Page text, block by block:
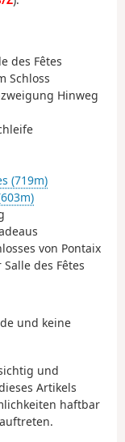
des Fêtes
Schloss
Hinweg
(719m)
von Pontaix
des Fêtes
und keine
und
Artikels
haftbar